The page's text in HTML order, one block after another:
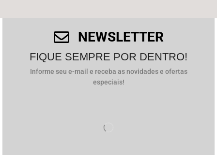
NEWSLETTER
FIQUE SEMPRE POR DENTRO!
Informe seu e-mail e receba as novidades e ofertas
especiais!